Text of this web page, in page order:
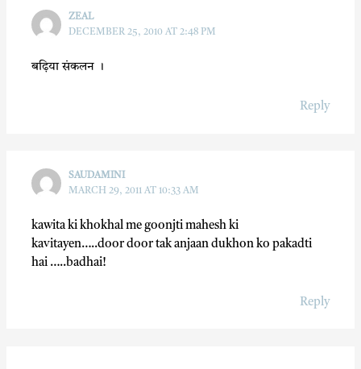
ZEAL
DECEMBER 25, 2010 AT 2:48 PM
बढ़िया संकलन ।
Reply
SAUDAMINI
MARCH 29, 2011 AT 10:33 AM
kawita ki khokhal me goonjti mahesh ki
kavitayen…..door door tak anjaan dukhon ko pakadti
hai …..badhai!
Reply